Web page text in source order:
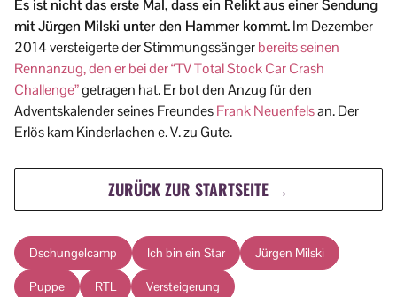
Es ist nicht das erste Mal, dass ein Relikt aus einer Sendung
mit Jürgen Milski unter den Hammer kommt.Im Dezember
2014 versteigerte der Stimmungssängerbereits seinen
Rennanzug, den er bei der “TV Total Stock Car Crash
Challenge”getragen hat. Er bot den Anzug für den
Adventskalender seines FreundesFrank Neuenfelsan. Der
Erlös kam Kinderlachen e. V. zu Gute.
ZURÜCK ZUR STARTSEITE →
Dschungelcamp Ich bin ein Star Jürgen Milski
Puppe RTL Versteigerung